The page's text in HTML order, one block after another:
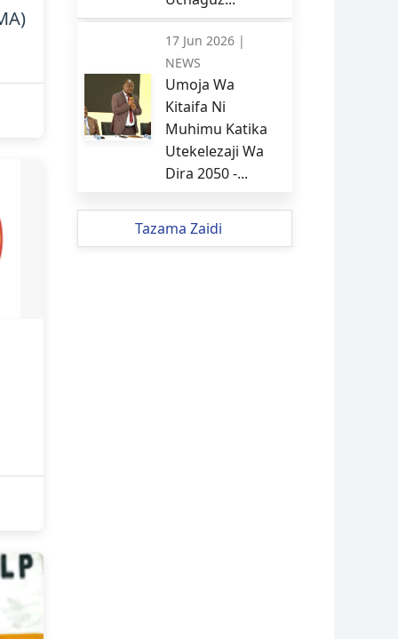
17 Jun 2026 |
NEWS
Umoja Wa
Kitaifa Ni
Muhimu Katika
Utekelezaji Wa
Dira 2050 -...
Tazama Zaidi